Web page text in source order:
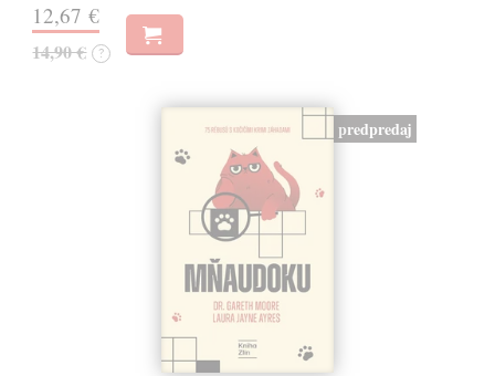
12,67 €
14,90 € ?
predpredaj